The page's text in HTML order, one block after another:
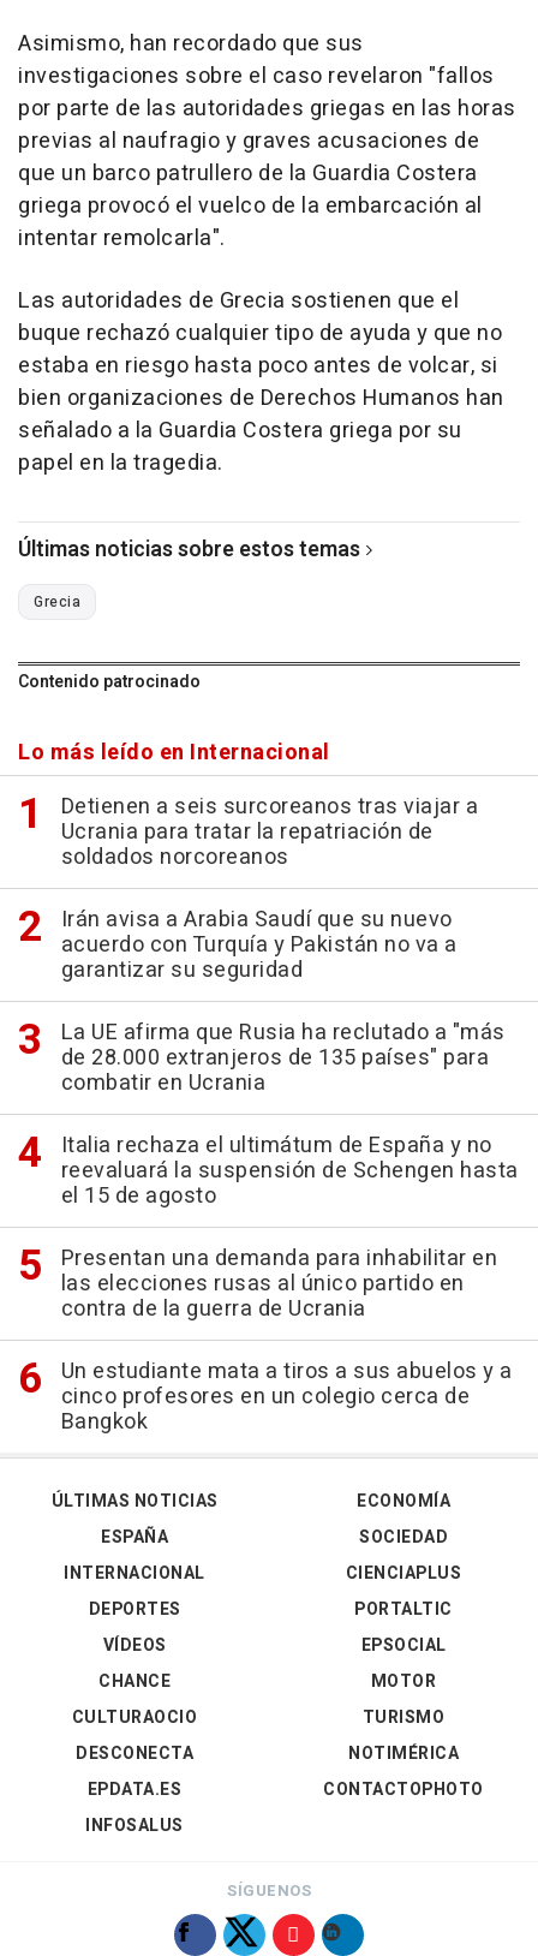
Asimismo, han recordado que sus
investigaciones sobre el caso revelaron "fallos
por parte de las autoridades griegas en las horas
previas al naufragio y graves acusaciones de
que un barco patrullero de la Guardia Costera
griega provocó el vuelco de la embarcación al
intentar remolcarla".
Las autoridades de Grecia sostienen que el
buque rechazó cualquier tipo de ayuda y que no
estaba en riesgo hasta poco antes de volcar, si
bien organizaciones de Derechos Humanos han
señalado a la Guardia Costera griega por su
papel en la tragedia.
Últimas noticias sobre estos temas
Grecia
Contenido patrocinado
Lo más leído en Internacional
Detienen a seis surcoreanos tras viajar a
Ucrania para tratar la repatriación de
soldados norcoreanos
Irán avisa a Arabia Saudí que su nuevo
acuerdo con Turquía y Pakistán no va a
garantizar su seguridad
La UE afirma que Rusia ha reclutado a "más
de 28.000 extranjeros de 135 países" para
combatir en Ucrania
Italia rechaza el ultimátum de España y no
reevaluará la suspensión de Schengen hasta
el 15 de agosto
Presentan una demanda para inhabilitar en
las elecciones rusas al único partido en
contra de la guerra de Ucrania
Un estudiante mata a tiros a sus abuelos y a
cinco profesores en un colegio cerca de
Bangkok
ÚLTIMAS NOTICIAS
ESPAÑA
INTERNACIONAL
DEPORTES
VÍDEOS
ECONOMÍA
SOCIEDAD
CIENCIAPLUS
PORTALTIC
EPSOCIAL
CHANCE
CULTURAOCIO
DESCONECTA
EPDATA.ES
INFOSALUS
MOTOR
TURISMO
NOTIMÉRICA
CONTACTOPHOTO
SÍGUENOS